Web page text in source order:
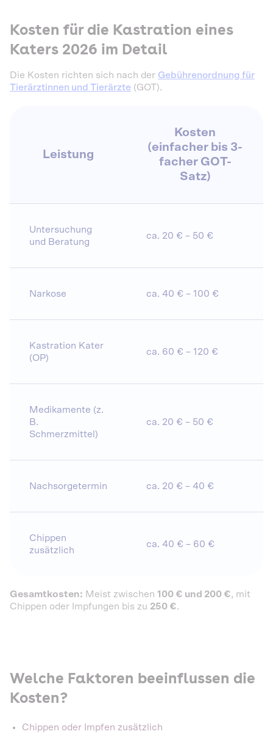
Kosten für die Kastration eines
Katers 2026 im Detail
Die Kosten richten sich nach der Gebührenordnung für
Tierärztinnen und Tierärzte (GOT).
Leistung
Kosten
(einfacher bis 3-
facher GOT-
Satz)
Untersuchung
und Beratung
ca. 20 € – 50 €
Narkose ca. 40 € – 100 €
Kastration Kater
(OP)
ca. 60 € – 120 €
Medikamente (z.
B.
Schmerzmittel)
ca. 20 € – 50 €
Nachsorgetermin ca. 20 € – 40 €
Chippen
zusätzlich
ca. 40 € – 60 €
Gesamtkosten: Meist zwischen 100 € und 200 €, mit
Chippen oder Impfungen bis zu 250 €.
Welche Faktoren beeinflussen die
Kosten?
Chippen oder Impfen zusätzlich